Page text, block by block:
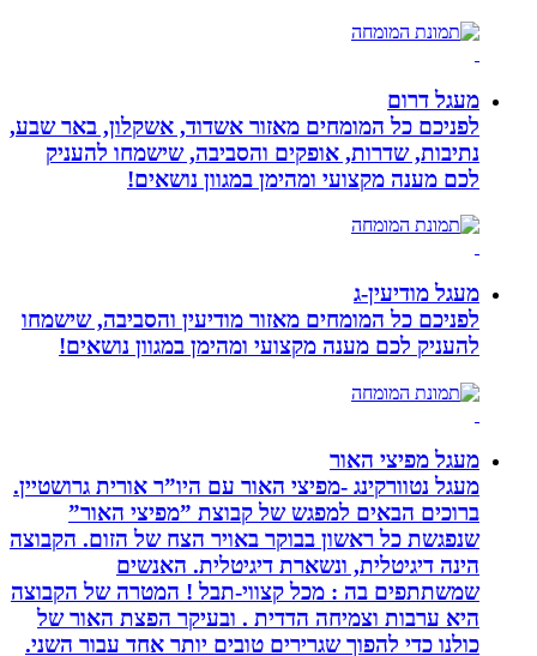
מעגל דרום
לפניכם כל המומחים מאזור אשדוד, אשקלון, באר שבע,
נתיבות, שדרות, אופקים והסביבה, שישמחו להעניק
לכם מענה מקצועי ומהימן במגוון נושאים!
מעגל מודיעין-ג
לפניכם כל המומחים מאזור מודיעין והסביבה, שישמחו
להעניק לכם מענה מקצועי ומהימן במגוון נושאים!
מעגל מפיצי האור
מעגל נטוורקינג -מפיצי האור עם היו”ר אורית גרושטיין.
ברוכים הבאים למפגש של קבוצת ”מפיצי האור”
שנפגשת כל ראשון בבוקר באויר הצח של הזום. הקבוצה
הינה דיגיטלית, ונשארת דיגיטלית. האנשים
שמשתתפים בה : מכל קצווי-תבל ! המטרה של הקבוצה
היא ערבות וצמיחה הדדית . ובעיקר הפצת האור של
כולנו כדי להפוך שגרירים טובים יותר אחד עבור השני.